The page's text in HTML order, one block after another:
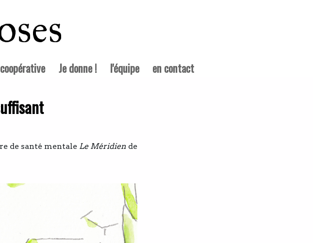
Je donne ! l'équipe en contact
de santé mentale Le Méridien de